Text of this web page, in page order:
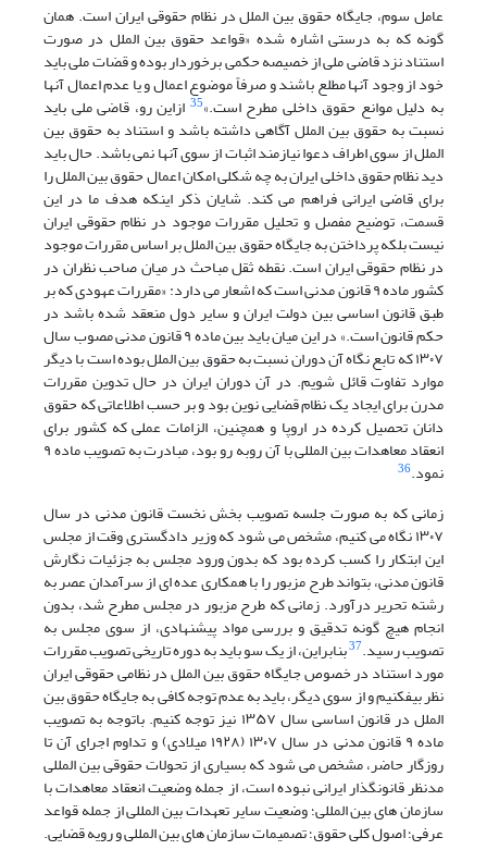
عامل سوم، جایگاه حقوق بین الملل در نظام حقوقی ایران است. همان
گونه که به درستی اشاره شده «قواعد حقوق بین الملل در صورت
استناد نزد قاضی ملی از خصیصه حکمی برخوردار بوده و قضات ملی باید
خود از وجود آنها مطلع باشند و صرفاً موضوع اعمال و یا عدم اعمال آنها
به دلیل موانع حقوق داخلی مطرح است.»35 ازاین رو، قاضی ملی باید
نسبت به حقوق بین الملل آگاهی داشته باشد و استناد به حقوق بین
الملل از سوی اطراف دعوا نیازمند اثبات از سوی آنها نمی باشد. حال باید
دید نظام حقوق داخلی ایران به چه شکلی امکان اعمال حقوق بین الملل را
برای قاضی ایرانی فراهم می کند. شایان ذکر اینکه هدف ما در این
قسمت، توضیح مفصل و تحلیل مقررات موجود در نظام حقوقی ایران
نیست بلکه پرداختن به جایگاه حقوق بین الملل بر اساس مقررات موجود
در نظام حقوقی ایران است. نقطه ثقل مباحث در میان صاحب نظران در
کشور ماده ۹ قانون مدنی است که اشعار می دارد: «مقررات عهودی که بر
طبق قانون اساسی بین دولت ایران و سایر دول منعقد شده باشد در
حکم قانون است.» در این میان باید بین ماده ۹ قانون مدنی مصوب سال
۱۳۰۷ که تابع نگاه آن دوران نسبت به حقوق بین الملل بوده است با دیگر
موارد تفاوت قائل شویم. در آن دوران ایران در حال تدوین مقررات
مدرن برای ایجاد یک نظام قضایی نوین بود و بر حسب اطلاعاتی که حقوق
دانان تحصیل کرده در اروپا و همچنین، الزامات عملی که کشور برای
انعقاد معاهدات بین المللی با آن روبه رو بود، مبادرت به تصویب ماده ۹
نمود.36
زمانی که به صورت جلسه تصویب بخش نخست قانون مدنی در سال
۱۳۰۷ نگاه می کنیم، مشخص می شود که وزیر دادگستری وقت از مجلس
این ابتکار را کسب کرده بود که بدون ورود مجلس به جزئیات نگارش
قانون مدنی، بتواند طرح مزبور را با همکاری عده ای از سرآمدان عصر به
رشته تحریر درآورد. زمانی که طرح مزبور در مجلس مطرح شد، بدون
انجام هیچ گونه تدقیق و بررسی مواد پیشنهادی، از سوی مجلس به
تصویب رسید.37بنابراین، از یک سو باید به دوره تاریخی تصویب مقررات
مورد استناد در خصوص جایگاه حقوق بین الملل در نظامی حقوقی ایران
نظر بیفکنیم و از سوی دیگر، باید به عدم توجه کافی به جایگاه حقوق بین
الملل در قانون اساسی سال ۱۳۵۷ نیز توجه کنیم. باتوجه به تصویب
ماده ۹ قانون مدنی در سال ۱۳۰۷ (۱۹۲۸ میلادی) و تداوم اجرای آن تا
روزگار حاضر، مشخص می شود که بسیاری از تحولات حقوقی بین المللی
مدنظر قانونگذار ایرانی نبوده است، از جمله وضعیت انعقاد معاهدات با
سازمان های بین المللی؛ وضعیت سایر تعهدات بین المللی از جمله قواعد
عرفی؛ اصول کلی حقوق؛ تصمیمات سازمان های بین المللی و رویه قضایی.